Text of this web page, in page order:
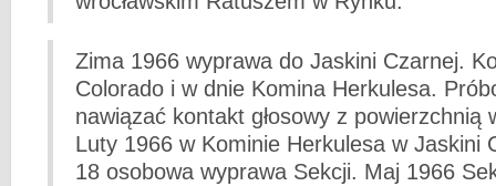
Zima 1966 wyprawa do Jaskini Czarnej.
Colorado i w dnie Komina Herkulesa.
nawiązać kontakt głosowy z powierzchnią
Luty 1966 w Kominie Herkulesa w Jaskini
18 osobowa wyprawa Sekcji. Maj 1966